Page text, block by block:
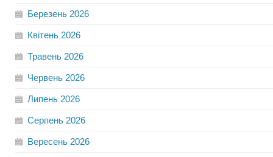
Березень 2026
Квітень 2026
Травень 2026
Червень 2026
Липень 2026
Серпень 2026
Вересень 2026